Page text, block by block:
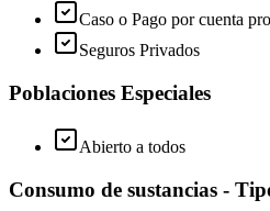
Caso o Pago por cuenta
Seguros Privados
Poblaciones Especiales
Abierto a todos
Consumo de sustancias -